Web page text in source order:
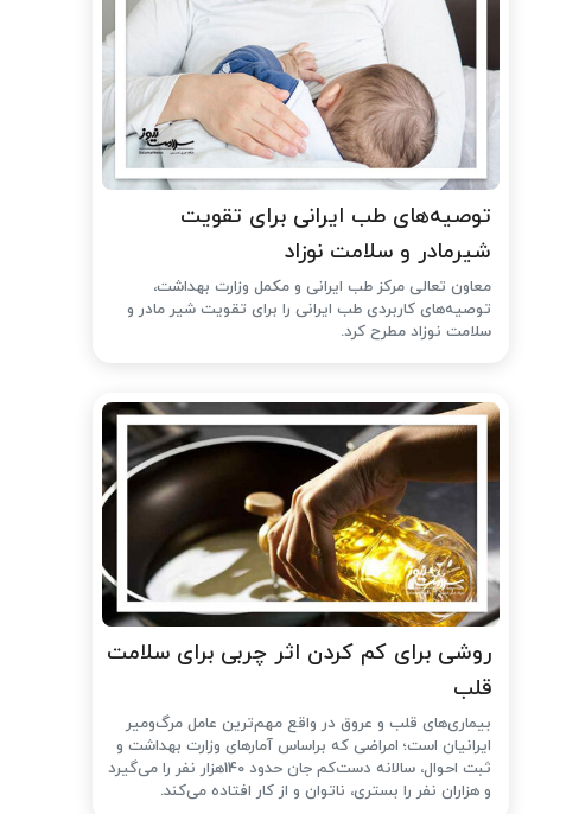
توصیه‌های طب ایرانی برای تقویت
شیرمادر و سلامت نوزاد
معاون تعالی مرکز طب ایرانی و مکمل وزارت بهداشت،
توصیه‌های کاربردی طب ایرانی را برای تقویت شیر مادر و
سلامت نوزاد مطرح کرد.
روشی برای کم کردن اثر چربی برای سلامت
قلب
بیماری‌های قلب و عروق در واقع مهم‌ترین عامل مرگ‌ومیر
ایرانیان است؛ امراضی که براساس آمارهای وزارت بهداشت و
ثبت احوال، سالانه دست‌کم جان حدود 140هزار نفر را می‌گیرد
و هزاران نفر را بستری، ناتوان و از کار افتاده می‌کند.